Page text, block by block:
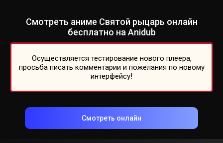
Смотреть аниме Святой рыцарь онлайн
бесплатно на Anidub
Осуществляется тестирование нового плеера,
просьба писать комментарии и пожелания по новому
интерфейсу!
Смотреть онлайн